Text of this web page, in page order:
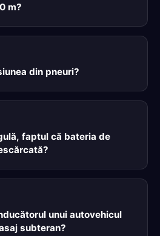
m?
din pneuri?
faptul că bateria de
unui autovehicul
subteran?